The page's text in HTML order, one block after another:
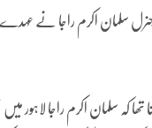
جنرل سلمان اکرم راجا نے
کہ سلمان اکرم راجا لاہور میں